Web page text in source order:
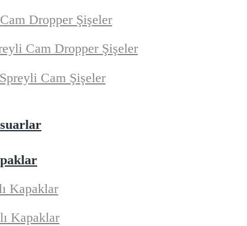
Dropper Şişeler
Cam Dropper Şişeler
Cam Şişeler
Kapaklar
Kapaklar